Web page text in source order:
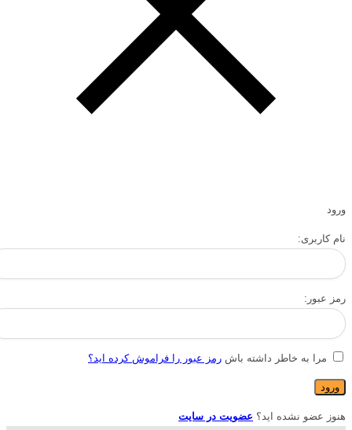
ورود
نام کاربری:
رمز عبور:
مرا به خاطر داشته باش رمز عبور را فراموش کرده اید؟
هنوز عضو نشده اید؟ عضویت در سایت